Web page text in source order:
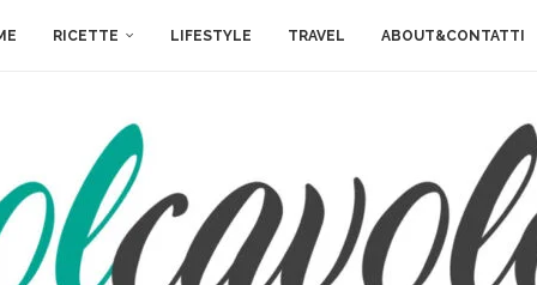
RICETTE LIFESTYLE TRAVEL ABOUT&CONTATTI